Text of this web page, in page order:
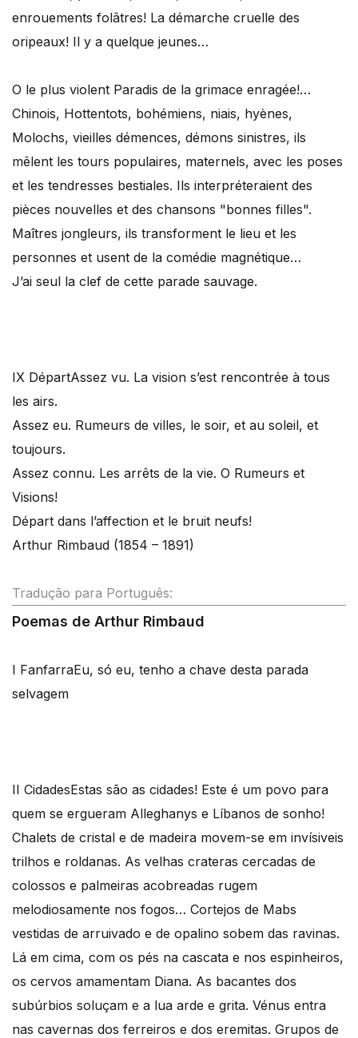
enrouements folâtres! La démarche cruelle des
oripeaux! Il y a quelque jeunes…
O le plus violent Paradis de la grimace enragée!…
Chinois, Hottentots, bohémiens, niais, hyènes,
Molochs, vieilles démences, démons sinistres, ils
mêlent les tours populaires, maternels, avec les poses
et les tendresses bestiales. Ils interpréteraient des
pièces nouvelles et des chansons "bonnes filles".
Maîtres jongleurs, ils transforment le lieu et les
personnes et usent de la comédie magnétique…
J’ai seul la clef de cette parade sauvage.
IX DépartAssez vu. La vision s’est rencontrée à tous
les airs.
Assez eu. Rumeurs de villes, le soir, et au soleil, et
toujours.
Assez connu. Les arrêts de la vie. O Rumeurs et
Visions!
Départ dans l’affection et le bruit neufs!
Arthur Rimbaud (1854 – 1891)
Tradução para Português:
Poemas de Arthur Rimbaud
I FanfarraEu, só eu, tenho a chave desta parada
selvagem
II CidadesEstas são as cidades! Este é um povo para
quem se ergueram Alleghanys e Líbanos de sonho!
Chalets de cristal e de madeira movem-se em invísiveis
trilhos e roldanas. As velhas crateras cercadas de
colossos e palmeiras acobreadas rugem
melodiosamente nos fogos… Cortejos de Mabs
vestidas de arruivado e de opalino sobem das ravinas.
Lá em cima, com os pés na cascata e nos espinheiros,
os cervos amamentam Diana. As bacantes dos
subúrbios soluçam e a lua arde e grita. Vénus entra
nas cavernas dos ferreiros e dos eremitas. Grupos de